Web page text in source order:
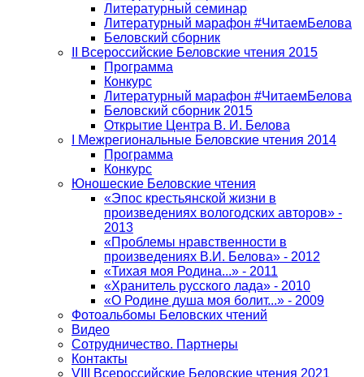
Литературный семинар
Литературный марафон #ЧитаемБелова
Беловский сборник
II Всероссийские Беловские чтения 2015
Программа
Конкурс
Литературный марафон #ЧитаемБелова
Беловский сборник 2015
Открытие Центра В. И. Белова
I Межрегиональные Беловские чтения 2014
Программа
Конкурс
Юношеские Беловские чтения
«Эпос крестьянской жизни в
произведениях вологодских авторов» -
2013
«Проблемы нравственности в
произведениях В.И. Белова» - 2012
«Тихая моя Родина...» - 2011
«Хранитель русского лада» - 2010
«О Родине душа моя болит...» - 2009
Фотоальбомы Беловских чтений
Видео
Сотрудничество. Партнеры
Контакты
VIII Всероссийские Беловские чтения 2021